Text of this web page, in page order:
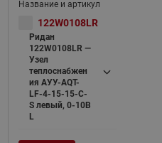
122W0108LR
Ридан
122W0108LR —
Узел
теплоснабжен
ия АУУ-AQT-
LF-4-15-15-C-
S левый, 0-10В
L